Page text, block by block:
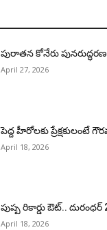
పురాత‌న కోనేరు పున‌రుద్ధ‌ర‌ణ
April 27, 2026
పెద్ద హీరోల‌కు ప్రేక్ష‌కులంటే
April 18, 2026
పుష్ప రికార్డు ఔట్‌..
April 18, 2026